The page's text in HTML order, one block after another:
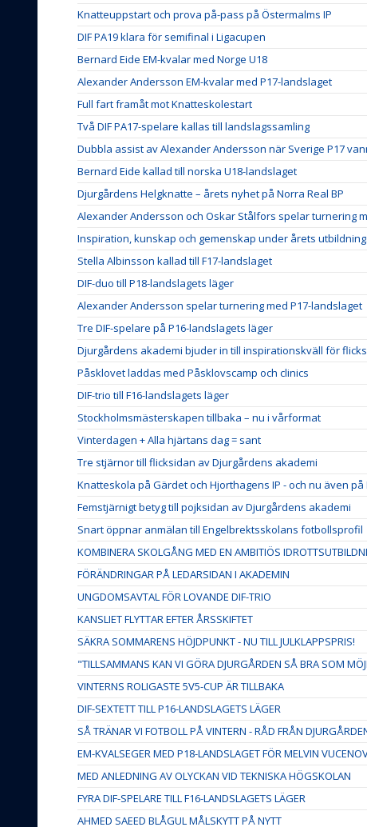
Knatteuppstart och prova på-pass på Östermalms IP
DIF PA19 klara för semifinal i Ligacupen
Bernard Eide EM-kvalar med Norge U18
Alexander Andersson EM-kvalar med P17-landslaget
Full fart framåt mot Knatteskolestart
Två DIF PA17-spelare kallas till landslagssamling
Dubbla assist av Alexander Andersson när Sverige P17
Bernard Eide kallad till norska U18-landslaget
Djurgårdens Helgknatte – årets nyhet på Norra Real BP
Alexander Andersson och Oskar Stålfors spelar turnering
Inspiration, kunskap och gemenskap under årets
Stella Albinsson kallad till F17-landslaget
DIF-duo till P18-landslagets läger
Alexander Andersson spelar turnering med P17-landslaget
Tre DIF-spelare på P16-landslagets läger
Djurgårdens akademi bjuder in till inspirationskväll för
Påsklovet laddas med Påsklovscamp och clinics
DIF-trio till F16-landslagets läger
Stockholmsmästerskapen tillbaka – nu i vårformat
Vinterdagen + Alla hjärtans dag = sant
Tre stjärnor till flicksidan av Djurgårdens akademi
Knatteskola på Gärdet och Hjorthagens IP - och nu även
Femstjärnigt betyg till pojksidan av Djurgårdens akademi
Snart öppnar anmälan till Engelbrektsskolans fotbollsprofil
KOMBINERA SKOLGÅNG MED EN AMBITIÖS
FÖRÄNDRINGAR PÅ LEDARSIDAN I AKADEMIN
UNGDOMSAVTAL FÖR LOVANDE DIF-TRIO
KANSLIET FLYTTAR EFTER ÅRSSKIFTET
SÄKRA SOMMARENS HÖJDPUNKT - NU TILL JULKLAPPSPRIS!
"TILLSAMMANS KAN VI GÖRA DJURGÅRDEN SÅ BRA SOM
VINTERNS ROLIGASTE 5V5-CUP ÄR TILLBAKA
DIF-SEXTETT TILL P16-LANDSLAGETS LÄGER
SÅ TRÄNAR VI FOTBOLL PÅ VINTERN - RÅD FRÅN
EM-KVALSEGER MED P18-LANDSLAGET FÖR MELVIN
MED ANLEDNING AV OLYCKAN VID TEKNISKA HÖGSKOLAN
FYRA DIF-SPELARE TILL F16-LANDSLAGETS LÄGER
AHMED SAEED BLÅGUL MÅLSKYTT PÅ NYTT